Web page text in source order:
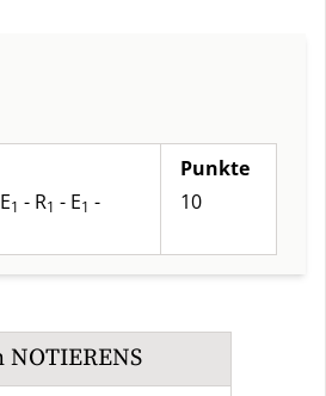
1 - R1 - E1 -
Punkte
10
NOTIERENS